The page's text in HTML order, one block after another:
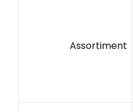
Assortiment